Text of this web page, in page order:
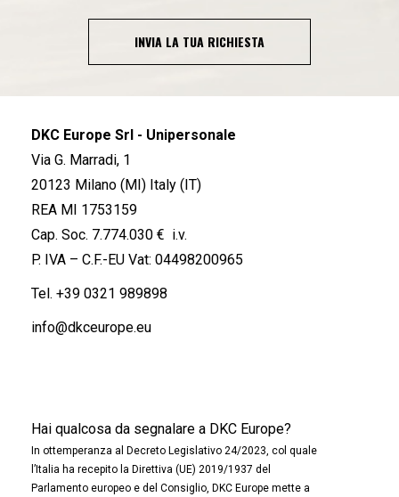
INVIA LA TUA RICHIESTA
DKC Europe Srl - Unipersonale
Via G. Marradi, 1
20123 Milano (MI) Italy (IT)
REA MI 1753159
Cap. Soc. 7.774.030 € i.v.
P. IVA – C.F.-EU Vat: 04498200965
Tel. +39 0321 989898
info@dkceurope.eu
Hai qualcosa da segnalare a DKC Europe?
In ottemperanza al Decreto Legislativo 24/2023, col quale
l’Italia ha recepito la Direttiva (UE) 2019/1937 del
Parlamento europeo e del Consiglio, DKC Europe mette a